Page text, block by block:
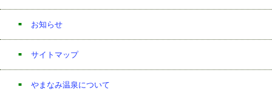
お知らせ
サイトマップ
やまなみ温泉について